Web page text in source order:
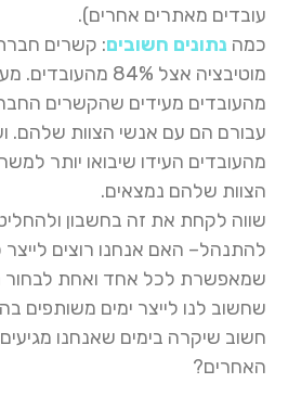
עובדים מאתרים אחרים).
כמה נתונים חשובים: קשרים
מהעובדים מעידים שהקשרים
מהעובדים העידו שיבואו יותר
הצוות שלהם נמצאים.
שווה לקחת את זה בחשבון
להתנהל– האם אנחנו רוצים לייצר
שמאפשרת לכל אחד ואחת לבחור
שחשוב לנו לייצר ימים משותפים
חשוב שיקרה בימים שאנחנו
האחרים?